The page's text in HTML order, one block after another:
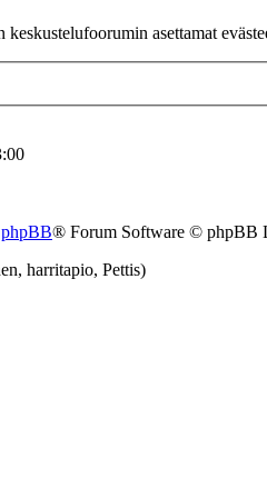
asettamat
phpBB® Forum Software © phpBB
harritapio, Pettis)